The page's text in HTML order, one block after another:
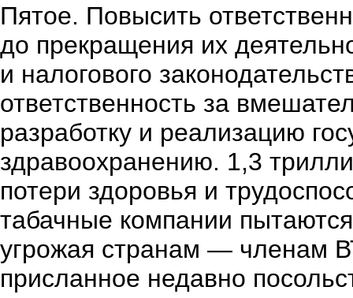
Пятое. Повысить
до прекращения их
и налогового
ответственность за
разработку и реализацию
здравоохранению. 1,3
потери здоровья и
табачные компании
угрожая странам — членам
присланное недавно